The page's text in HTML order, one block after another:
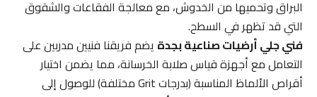
البراق وتحميها من الخدوش، مع معالجة الفقاعات والشقوق
التي قد تظهر في السطح.
فني جلي أرضيات صناعية بجدةيضم فريقنا فنيين مدربين على
التعامل مع أجهزة قياس صلابة الخرسانة، مما يضمن اختيار
أقراص الألماظ المناسبة (بدرجات Grit مختلفة) للوصول إلى